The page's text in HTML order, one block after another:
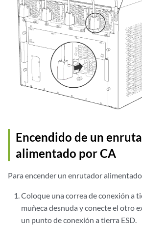
Encendido de un
alimentado por CA
Para encender un enrutador
Coloque una correa de conexión a
muñeca desnuda y conecte el otro
un punto de conexión a tierra ESD.